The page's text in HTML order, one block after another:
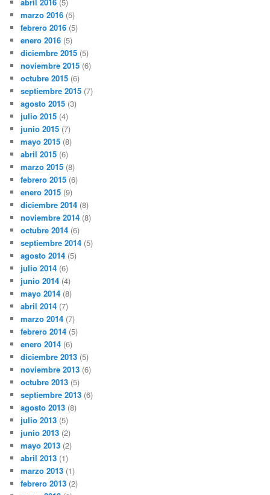
marzo 2016 (5)
febrero 2016 (5)
enero 2016 (5)
diciembre 2015 (5)
noviembre 2015 (6)
octubre 2015 (6)
septiembre 2015 (7)
agosto 2015 (3)
julio 2015 (4)
junio 2015 (7)
mayo 2015 (8)
abril 2015 (6)
marzo 2015 (8)
febrero 2015 (6)
enero 2015 (9)
diciembre 2014 (8)
noviembre 2014 (8)
octubre 2014 (6)
septiembre 2014 (5)
agosto 2014 (5)
julio 2014 (6)
junio 2014 (4)
mayo 2014 (8)
abril 2014 (7)
marzo 2014 (7)
febrero 2014 (5)
enero 2014 (6)
diciembre 2013 (5)
noviembre 2013 (6)
octubre 2013 (5)
septiembre 2013 (6)
agosto 2013 (8)
julio 2013 (5)
junio 2013 (2)
mayo 2013 (2)
abril 2013 (1)
marzo 2013 (1)
febrero 2013 (2)